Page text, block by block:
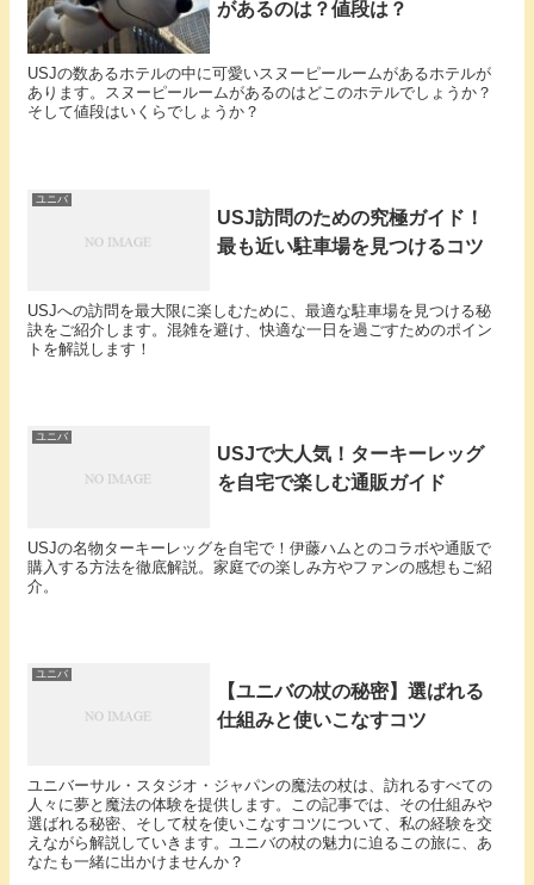
があるのは？値段は？
USJの数あるホテルの中に可愛いスヌーピールームがあるホテルが
あります。スヌーピールームがあるのはどこのホテルでしょうか？
そして値段はいくらでしょうか？
ユニバ
USJ訪問のための究極ガイド！
最も近い駐車場を見つけるコツ
USJへの訪問を最大限に楽しむために、最適な駐車場を見つける秘
訣をご紹介します。混雑を避け、快適な一日を過ごすためのポイン
トを解説します！
ユニバ
USJで大人気！ターキーレッグ
を自宅で楽しむ通販ガイド
USJの名物ターキーレッグを自宅で！伊藤ハムとのコラボや通販で
購入する方法を徹底解説。家庭での楽しみ方やファンの感想もご紹
介。
ユニバ
【ユニバの杖の秘密】選ばれる
仕組みと使いこなすコツ
ユニバーサル・スタジオ・ジャパンの魔法の杖は、訪れるすべての
人々に夢と魔法の体験を提供します。この記事では、その仕組みや
選ばれる秘密、そして杖を使いこなすコツについて、私の経験を交
えながら解説していきます。ユニバの杖の魅力に迫るこの旅に、あ
なたも一緒に出かけませんか？